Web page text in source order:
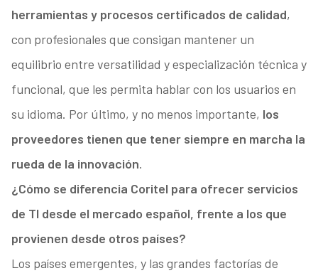
herramientas y procesos certificados de calidad,
con profesionales que consigan mantener un
equilibrio entre versatilidad y especialización técnica y
funcional, que les permita hablar con los usuarios en
su idioma. Por último, y no menos importante, los
proveedores tienen que tener siempre en marcha la
rueda de la innovación.
¿Cómo se diferencia Coritel para ofrecer servicios
de TI desde el mercado español, frente a los que
provienen desde otros países?
Los países emergentes, y las grandes factorías de